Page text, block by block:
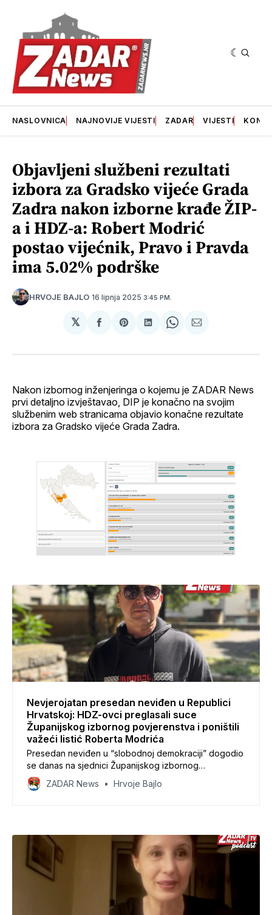
NASLOVNICA NAJNOVIJE VIJESTI ZADAR VIJESTI
Objavljeni službeni rezultati
izbora za Gradsko vijeće Grada
Zadra nakon izborne krađe ŽIP-
a i HDZ-a: Robert Modrić
postao vijećnik, Pravo i Pravda
ima 5.02% podrške
HRVOJE BAJLO 16 lipnja 2025 3:45 PM.
𝕏
podijeliSharepodijeliSharepodijeli
Nakon izbornog inženjeringa o kojemu je ZADAR News
prvi detaljno izvještavao, DIP je konačno na svojim
službenim web stranicama objavio konačne rezultate
izbora za Gradsko vijeće Grada Zadra.
Nevjerojatan presedan neviđen u Republici
Hrvatskoj: HDZ-ovci preglasali suce
Županijskog izbornog povjerenstva i poništili
važeći listić Roberta Modrića
Presedan neviđen u “slobodnoj demokraciji” dogodio
se danas na sjednici Županijskog izbornog
povjerenstva. Listić na kojemu je preko broja 7
Roberta Modrića za Gradsko vijeće stavljen X koji
ZADAR News Hrvoje Bajlo